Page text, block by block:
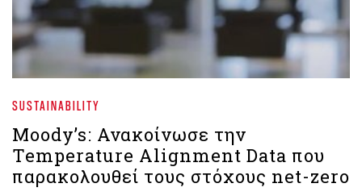
SUSTAINABILITY
Moody’s: Ανακοίνωσε την
Temperature Alignment Data που
παρακολουθεί τους στόχους net-zero